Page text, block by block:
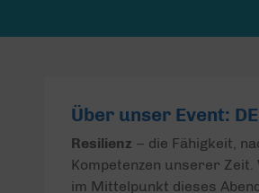
Über unser Event:
Resilienz – die Fähigkeit,
Kompetenzen unserer
im Mittelpunkt dieses